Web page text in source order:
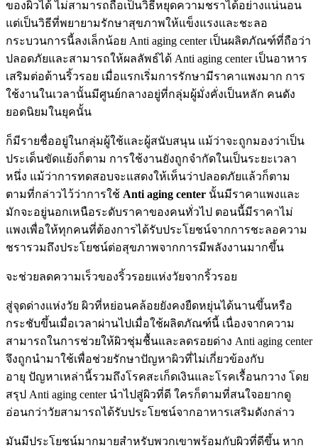
ของผิวได้ ไม่สามารถถือเป็นวิธีหยุดความชราได้อย่างแน่นอน
แต่เป็นวิธีที่พยายามรักษาสุขภาพให้แข็งแรงและชะลอ
กระบวนการนี้ลงเล็กน้อย Anti aging center เป็นผลิตภัณฑ์ที่ถือว่า
ปลอดภัยและสามารถให้ผลลัพธ์ได้ Anti aging center เป็นอาหาร
เสริมต่อต้านริ้วรอย เมื่อแรกเริ่มการรักษามีราคาแพงมาก การ
ใช้งานในเวลานั้นมีศูนย์กลางอยู่ที่กลุ่มผู้มั่งคั่งเป็นหลัก คนดัง
ยอดนิยมในยุคนั้น
ก็มีรายชื่ออยู่ในกลุ่มผู้ใช้และผู้สนับสนุน แม้ว่าจะถูกมองว่าเป็น
ประเด็นขัดแย้งก็ตาม การใช้งานยังถูกจำกัดในเป็นระยะเวลา
หนึ่ง แม้ว่าการทดสอบจะแสดงให้เห็นว่าปลอดภัยแล้วก็ตาม
ตามที่กล่าวไว้ว่าการใช้ Anti aging center นั้นมีราคาแพงและ
มักจะอยู่นอกเหนือระดับราคาของคนทั่วไป ตอนนี้มีราคาไม่
แพงเพื่อให้ทุกคนที่ต้องการได้รับประโยชน์จากการชะลอความ
ชรารวมถึงประโยชน์ต่อสุขภาพจากการมีพลังงานมากขึ้น
จะช่วยลดความเร็วของริ้วรอยแห่งวัยจากริ้วรอย
สู่จุดด่างแห่งวัย ผิวที่หย่อนคล้อยยังคงยืดหยุ่นได้นานขึ้นหรือ
กระชับขึ้นเมื่อเวลาผ่านไปเมื่อใช้ผลิตภัณฑ์นี้ เนื่องจากความ
สามารถในการช่วยให้ผิวชุ่มชื้นและลดรอยด่าง Anti aging center
จึงถูกนำมาใช้เพื่อช่วยรักษาปัญหาผิวที่ไม่เกี่ยวข้องกับ
อายุ ปัญหาเหล่านี้รวมถึงโรคสะเก็ดเงินและโรคเรื้อนกวาง โดย
สรุป Anti aging center นำไปสู่ผิวที่ดี ใครก็ตามที่สนใจอยากดู
อ่อนกว่าวัยสามารถได้รับประโยชน์จากอาหารเสริมดังกล่าว
มันมีประโยชน์มากมายสำหรับพวกเขาพร้อมกับผิวที่ดีขึ้น หาก